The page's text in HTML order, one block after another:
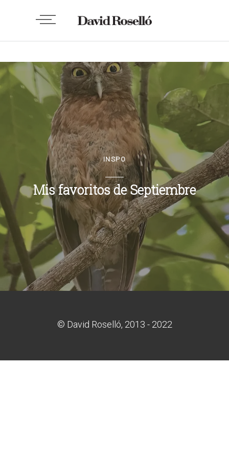
INSPO
Mis favoritos de Septiembre
© David Roselló, 2013 - 2022